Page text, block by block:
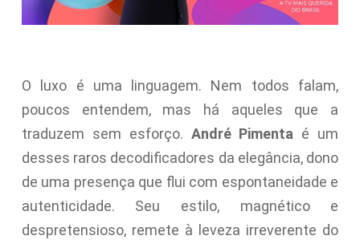
O luxo é uma linguagem. Nem todos falam,
poucos entendem, mas há aqueles que a
traduzem sem esforço. André Pimenta é um
desses raros decodificadores da elegância, dono
de uma presença que flui com espontaneidade e
autenticidade. Seu estilo, magnético e
despretensioso, remete à leveza irreverente do